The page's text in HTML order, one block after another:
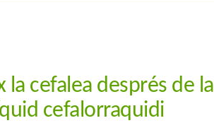
cefalea després de la
cefalorraquidi